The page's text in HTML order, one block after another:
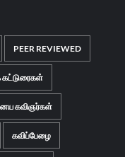
PEER REVIEWED
கவிஞர்கள்
கவிப்பேழை